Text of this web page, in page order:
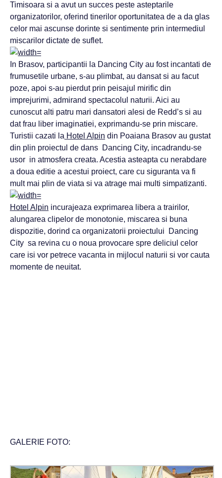
Timisoara si a avut un succes peste asteptarile
organizatorilor, oferind tinerilor oportunitatea de a da glas
celor mai ascunse dorinte si sentimente prin intermediul
miscarilor dictate de suflet.
In Brasov, participantii la Dancing City au fost incantati de
frumusetile urbane, s-au plimbat, au dansat si au facut
poze, apoi s-au pierdut prin peisajul mirific din
imprejurimi, admirand spectacolul naturii. Aici au
cunoscut alti patru mari dansatori alesi de Redd’s si au
dat frau liber imaginatiei, exprimandu-se prin miscare.
Turistii cazati la Hotel Alpin din Poaiana Brasov au gustat
din plin proiectul de dans Dancing City, incadrandu-se
usor in atmosfera creata. Acestia asteapta cu nerabdare
a doua editie a acestui proiect, care cu siguranta va fi
mult mai plin de viata si va atrage mai multi simpatizanti.
Hotel Alpin incurajeaza exprimarea libera a trairilor,
alungarea clipelor de monotonie, miscarea si buna
dispozitie, dorind ca organizatorii proiectului Dancing
City sa revina cu o noua provocare spre deliciul celor
care isi vor petrece vacanta in mijlocul naturii si vor cauta
momente de neuitat.
GALERIE FOTO: